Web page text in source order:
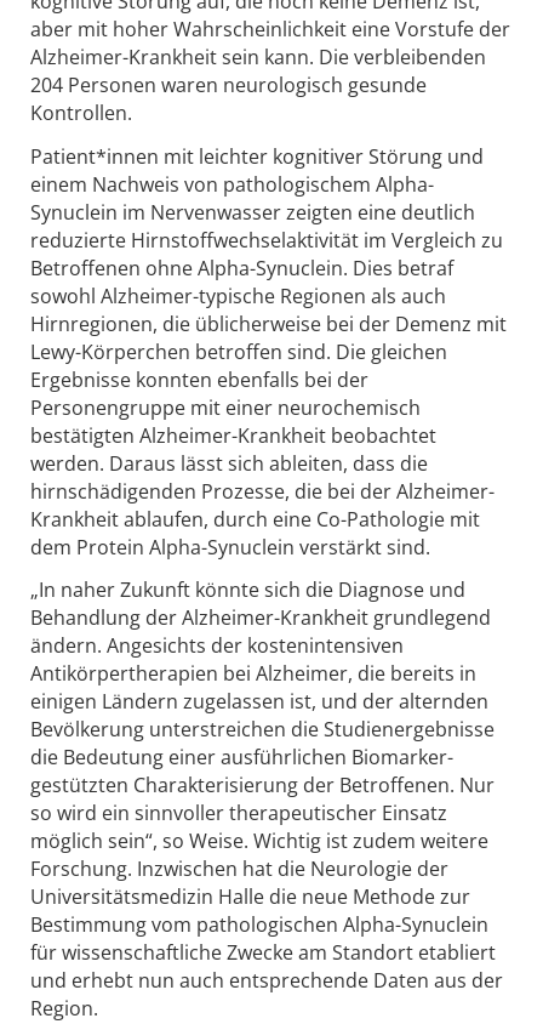
aber mit hoher Wahrscheinlichkeit eine Vorstufe der
Alzheimer-Krankheit sein kann. Die verbleibenden
204 Personen waren neurologisch gesunde
Kontrollen.
Patient*innen mit leichter kognitiver Störung und
einem Nachweis von pathologischem Alpha-
Synuclein im Nervenwasser zeigten eine deutlich
reduzierte Hirnstoffwechselaktivität im Vergleich zu
Betroffenen ohne Alpha-Synuclein. Dies betraf
sowohl Alzheimer-typische Regionen als auch
Hirnregionen, die üblicherweise bei der Demenz mit
Lewy-Körperchen betroffen sind. Die gleichen
Ergebnisse konnten ebenfalls bei der
Personengruppe mit einer neurochemisch
bestätigten Alzheimer-Krankheit beobachtet
werden. Daraus lässt sich ableiten, dass die
hirnschädigenden Prozesse, die bei der Alzheimer-
Krankheit ablaufen, durch eine Co-Pathologie mit
dem Protein Alpha-Synuclein verstärkt sind.
„In naher Zukunft könnte sich die Diagnose und
Behandlung der Alzheimer-Krankheit grundlegend
ändern. Angesichts der kostenintensiven
Antikörpertherapien bei Alzheimer, die bereits in
einigen Ländern zugelassen ist, und der alternden
Bevölkerung unterstreichen die Studienergebnisse
die Bedeutung einer ausführlichen Biomarker-
gestützten Charakterisierung der Betroffenen. Nur
so wird ein sinnvoller therapeutischer Einsatz
möglich sein“, so Weise. Wichtig ist zudem weitere
Forschung. Inzwischen hat die Neurologie der
Universitätsmedizin Halle die neue Methode zur
Bestimmung vom pathologischen Alpha-Synuclein
für wissenschaftliche Zwecke am Standort etabliert
und erhebt nun auch entsprechende Daten aus der
Region.